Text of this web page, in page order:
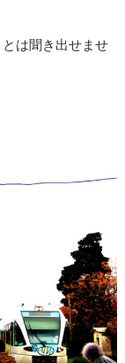
は聞き出せませ